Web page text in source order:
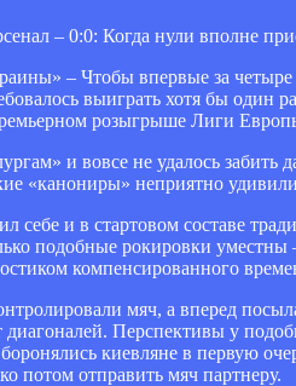
– Чтобы впервые за четыре
выиграть хотя бы один
розыгрыше Лиги
и вовсе не удалось
«канониры» неприятно
себе и в стартовом составе
подобные рокировки
компенсированного
мяч, а вперед
диагоналей. Перспективы у
киевляне в первую
потом отправить мяч партнеру.